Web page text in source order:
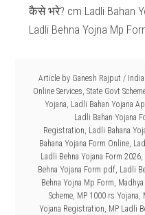
कैसे भरे? cm Ladli Bahan
Ladli Behna Yojna Mp
Article by Ganesh Rajput /
Online Services, State Govt
Yojana, Ladli Bahan Yojana
Ladli Bahan Yojana
Registration, Ladli Bahana
Bahana Yojana Form Online,
Ladli Behna Yojana Form 2026,
Behna Yojana Form pdf, Ladli
Behna Yojna Mp Form,
Scheme, MP 1000 rs Yojana,
Yojana Registration, MP Ladli